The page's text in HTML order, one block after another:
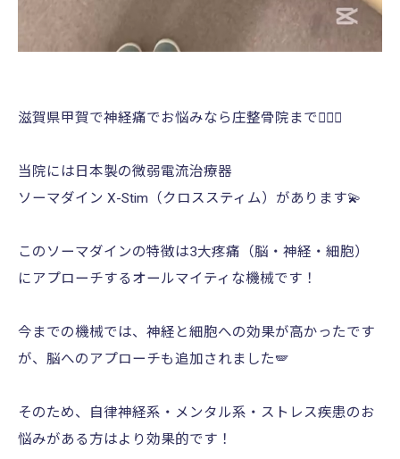
滋賀県甲賀で神経痛でお悩みなら庄整骨院まで💁🏻‍♂️
当院には日本製の微弱電流治療器
ソーマダイン X-Stim（クロススティム）があります💫
このソーマダインの特徴は3大疼痛（脳・神経・細胞）
にアプローチするオールマイティな機械です！
今までの機械では、神経と細胞への効果が高かったです
が、脳へのアプローチも追加されました🪽
そのため、自律神経系・メンタル系・ストレス疾患のお
悩みがある方はより効果的です！